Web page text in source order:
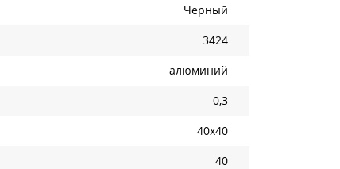
Черный
3424
алюминий
0,3
40х40
40